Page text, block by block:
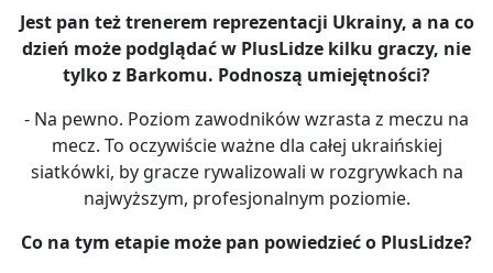
Jest pan też trenerem reprezentacji Ukrainy, a na co
dzień może podglądać w PlusLidze kilku graczy, nie
tylko z Barkomu. Podnoszą umiejętności?
- Na pewno. Poziom zawodników wzrasta z meczu na
mecz. To oczywiście ważne dla całej ukraińskiej
siatkówki, by gracze rywalizowali w rozgrywkach na
najwyższym, profesjonalnym poziomie.
Co na tym etapie może pan powiedzieć o PlusLidze?